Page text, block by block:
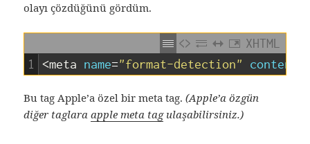
olayı çözdüğünü gördüm.
XHTML
1
<meta name="format-detection" content
Bu tag Apple’a özel bir meta tag.(Apple’a özgün
diğer taglaraapple meta tagulaşabilirsiniz.)